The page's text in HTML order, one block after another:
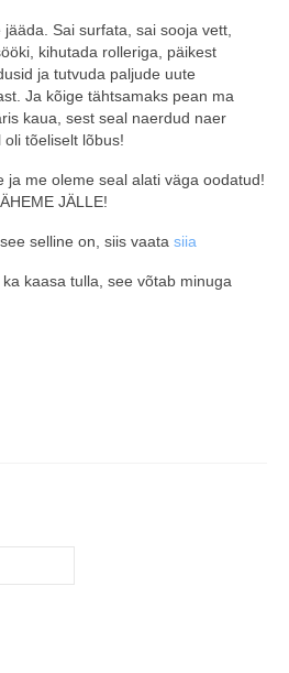
Sai surfata, sai sooja vett,
kihutada rolleriga, päikest
ja tutvuda paljude uute
Ja kõige tähtsamaks pean ma
kaua, sest seal naerdud naer
tõeliselt lõbus!
ja me oleme seal alati väga oodatud!
JÄLLE!
selline on, siis vaata siia
kaasa tulla, see võtab minuga